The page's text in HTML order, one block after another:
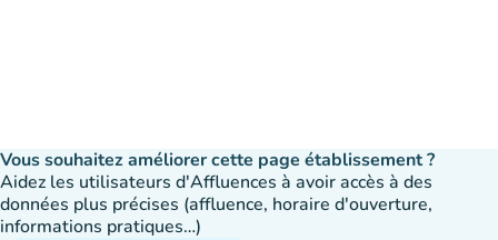
Vous souhaitez améliorer cette page établissement ?
Aidez les utilisateurs d'Affluences à avoir accès à des
données plus précises (affluence, horaire d'ouverture,
informations pratiques…)